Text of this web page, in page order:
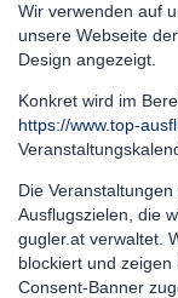
Wir verwenden auf
unsere Webseite
Design angezeigt.
Konkret wird im
https://www.top-
Die
Ausflugszielen, die
gugler.at verwaltet.
blockiert und
Consent-Banner